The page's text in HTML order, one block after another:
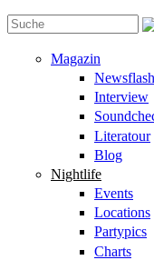
Magazin
Newsflash
Interview
Literatour
Blog
Nightlife
Events
Locations
Partypics
Charts